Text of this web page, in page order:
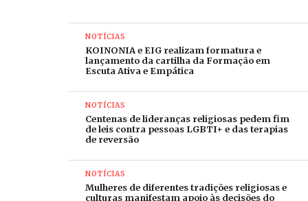
Metodista em particular, nós, bispos e bispas,
rogamos um posicionamento como corpo de Cristo,
que acolhe o ferido, ama a desvalida, ampara a criança
carente, protege o idoso e a idosa que sofre e
entende que todas as famílias da terra,
independentemente de sua etnia, são abençoadas
em Cristo e devem ser protegidas de toda forma de
violência. Devemos entender nosso papel, como
representantes do Evangelho, uma vez que
“conheceis a graça de nosso Senhor Jesus Cristo,
que, sendo rico, Se fez pobre por amor de vós, para
NOTÍCIAS
KOINONIA e EIG realizam formatura e
lançamento da cartilha da Formação em
Escuta Ativa e Empática
NOTÍCIAS
Centenas de lideranças religiosas pedem fim
de leis contra pessoas LGBTI+ e das terapias
de reversão
NOTÍCIAS
Mulheres de diferentes tradições religiosas e
culturas manifestam apoio às decisões do